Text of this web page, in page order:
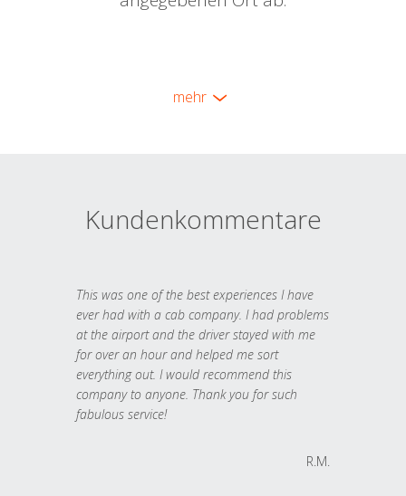
mehr
Kundenkommentare
This was one of the best experiences I have
ever had with a cab company. I had problems
at the airport and the driver stayed with me
for over an hour and helped me sort
everything out. I would recommend this
company to anyone. Thank you for such
fabulous service!
R.M.